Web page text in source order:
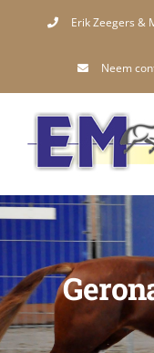
Erik Zeegers &
Neem